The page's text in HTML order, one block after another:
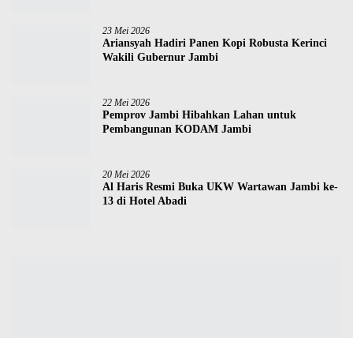
23 Mei 2026
Ariansyah Hadiri Panen Kopi Robusta Kerinci
Wakili Gubernur Jambi
22 Mei 2026
Pemprov Jambi Hibahkan Lahan untuk
Pembangunan KODAM Jambi
20 Mei 2026
Al Haris Resmi Buka UKW Wartawan Jambi ke-
13 di Hotel Abadi